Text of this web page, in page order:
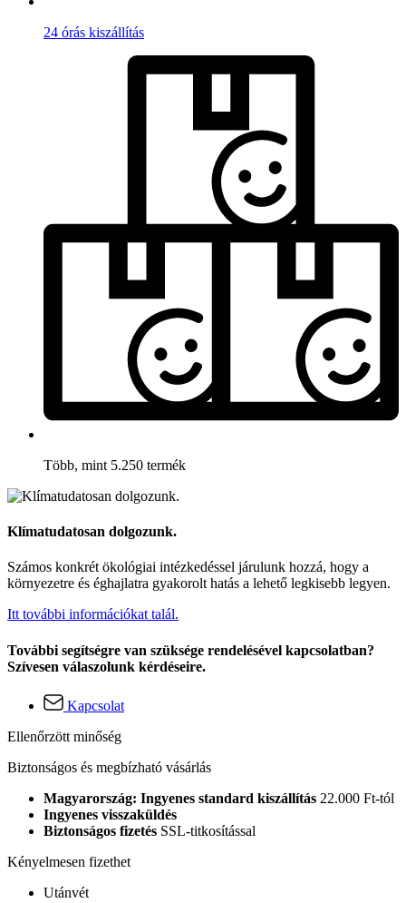
24 órás kiszállítás
Több, mint 5.250 termék
Klímatudatosan dolgozunk.
Számos konkrét ökológiai intézkedéssel járulunk hozzá, hogy a
környezetre és éghajlatra gyakorolt hatás a lehető legkisebb legyen.
Itt további információkat talál.
További segítségre van szüksége rendelésével kapcsolatban?
Szívesen válaszolunk kérdéseire.
Kapcsolat
Ellenőrzött minőség
Biztonságos és megbízható vásárlás
Magyarország: Ingyenes standard kiszállítás 22.000 Ft-tól
Ingyenes visszaküldés
Biztonságos fizetés SSL-titkosítással
Kényelmesen fizethet
Utánvét